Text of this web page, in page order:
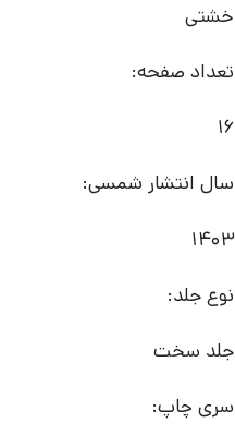
خشتی
تعداد صفحه:
16
سال انتشار شمسی:
1403
نوع جلد:
جلد سخت
سری چاپ: